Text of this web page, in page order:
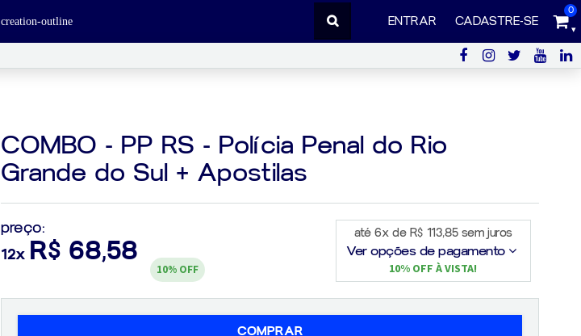
0
ENTRAR CADASTRE-SE
COMBO - PP RS - Polícia Penal do Rio
Grande do Sul + Apostilas
preço:
12x R$ 68,58
10% OFF
até 6x de R$ 113,85 sem juros
Ver opções de pagamento
10% OFF À VISTA!
COMPRAR